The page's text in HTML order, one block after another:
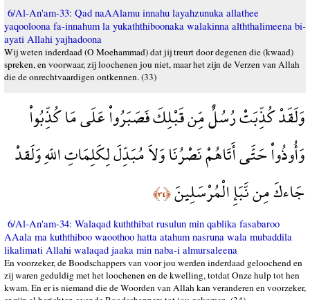
6/Al-An'am-33: Qad naAAlamu innahu layahzunuka allathee
yaqooloona fa-innahum la yukaththiboonaka walakinna alththalimeena bi-
ayati Allahi yajhadoona
Wij weten inderdaad (O Moehammad) dat jij treurt door degenen die (kwaad)
spreken, en voorwaar, zij loochenen jou niet, maar het zijn de Verzen van Allah
die de onrechtvaardigen ontkennen. (33)
وَلَقَدْ كُذِّبَتْ رُسُلٌ مِّن قَبْلِكَ فَصَبَرُواْ عَلَى مَا كُذِّبُواْ
وَأُوذُواْ حَتَّى أَتَاهُمْ نَصْرُنَا وَلاَ مُبَدِّلَ لِكَلِمَاتِ اللّهِ وَلَقدْ
جَاءكَ مِن نَّبَإِ الْمُرْسَلِينَ﴿٣٤﴾
6/Al-An'am-34: Walaqad kuththibat rusulun min qablika fasabaroo
AAala ma kuththiboo waoothoo hatta atahum nasruna wala mubaddila
likalimati Allahi walaqad jaaka min naba-i almursaleena
En voorzeker, de Boodschappers van voor jou werden inderdaad geloochend en
zij waren geduldig met het loochenen en de kwelling, totdat Onze hulp tot hen
kwam. En er is niemand die de Woorden van Allah kan veranderen en voorzeker,